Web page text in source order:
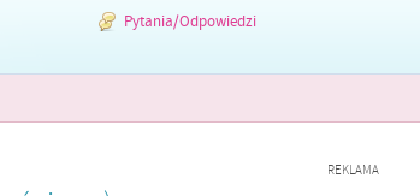
Pytania/Odpowiedzi
REKLAMA